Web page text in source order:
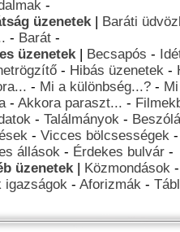
-
üzenetek| Baráti
- Barát -
üzenetek| Becsapós -
- Hibás üzenetek -
- Mi a különbség...? -
- Akkora paraszt... -
- Találmányok -
- Vicces bölcsességek
állások - Érdekes bulvár -
üzenetek| Közmondások
igazságok - Aforizmák -